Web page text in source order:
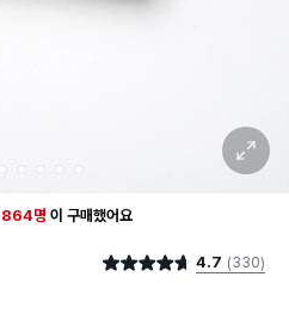
3 4 5 6 7
확대 보기
864명 이 구매했어요
구매했어요별점 4.7점 4.7 (330)